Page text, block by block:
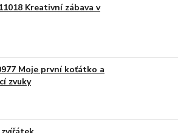
Kreativní zábava v
Moje první koťátko a
zvuky